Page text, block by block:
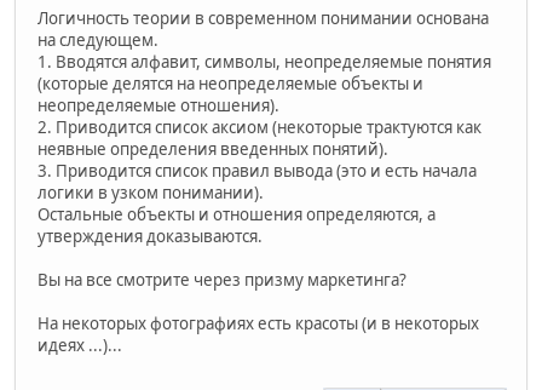
Логичность теории в современном понимании основана
на следующем.
1. Вводятся алфавит, символы, неопределяемые понятия
(которые делятся на неопределяемые объекты и
неопределяемые отношения).
2. Приводится список аксиом (некоторые трактуются как
неявные определения введенных понятий).
3. Приводится список правил вывода (это и есть начала
логики в узком понимании).
Остальные объекты и отношения определяются, а
утверждения доказываются.
Вы на все смотрите через призму маркетинга?
На некоторых фотографиях есть красоты (и в некоторых
идеях ...)...